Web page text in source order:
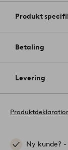
Produkt
Betaling
Levering
Ny kunde? -